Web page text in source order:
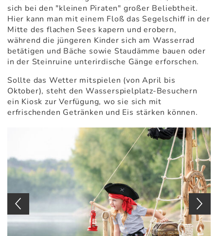
sich bei den "kleinen Piraten" großer Beliebtheit.
Hier kann man mit einem Floß das Segelschiff in der
Mitte des flachen Sees kapern und erobern,
während die jüngeren Kinder sich am Wasserrad
betätigen und Bäche sowie Staudämme bauen oder
in der Steinruine unterirdische Gänge erforschen.
Sollte das Wetter mitspielen (von April bis
Oktober), steht den Wasserspielplatz-Besuchern
ein Kiosk zur Verfügung, wo sie sich mit
erfrischenden Getränken und Eis stärken können.